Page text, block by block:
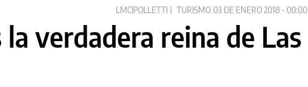
LMCIPOLLETTI TURISMO 03 DE ENERO 2018 - 00:00
la verdadera reina de Las